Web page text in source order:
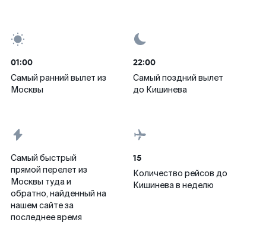
01:00
Самый ранний вылет из
Москвы
22:00
Самый поздний вылет
до Кишинева
Самый быстрый
прямой перелет из
Москвы туда и
обратно, найденный на
нашем сайте за
последнее время
15
Количество рейсов до
Кишинева в неделю